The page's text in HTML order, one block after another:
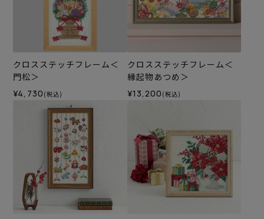
クロスステッチフレーム＜
門松＞
¥4,730 (税込)
クロスステッチフレーム＜
縁起物あつめ＞
¥13,200 (税込)